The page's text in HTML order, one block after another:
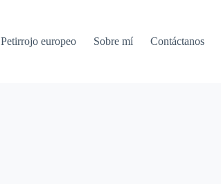
Petirrojo europeo Sobre mí Contáctanos